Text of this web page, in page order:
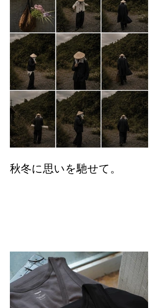
秋冬に思いを馳せて。